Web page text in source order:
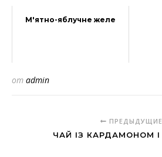
М'ятно-яблучне желе
от admin
ПРЕДЫДУЩИЕ
ЧАЙ ІЗ КАРДАМОНОМ І